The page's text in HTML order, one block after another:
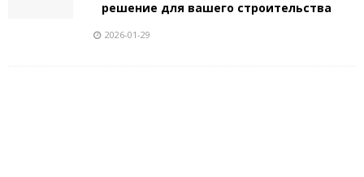
решение для вашего строительства
2026-01-29